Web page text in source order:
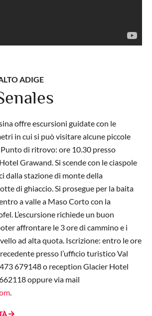
ADIGE
offre escursioni guidate con le
in cui si può visitare alcune piccole
di ritrovo: ore 10.30 presso
Grawand. Si scende con le ciaspole
dalla stazione di monte della
di ghiaccio. Si prosegue per la baita
a valle a Maso Corto con la
L’escursione richiede un buon
affrontare le 3 ore di cammino e i
ad alta quota. Iscrizione: entro le ore
presso l’ufficio turistico Val
679148 o reception Glacier Hotel
oppure via mail
.